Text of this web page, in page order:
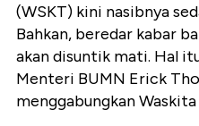
(WSKT) kini nasibnya
Bahkan, beredar kabar
akan disuntik mati. Hal
Menteri BUMN Erick
menggabungkan